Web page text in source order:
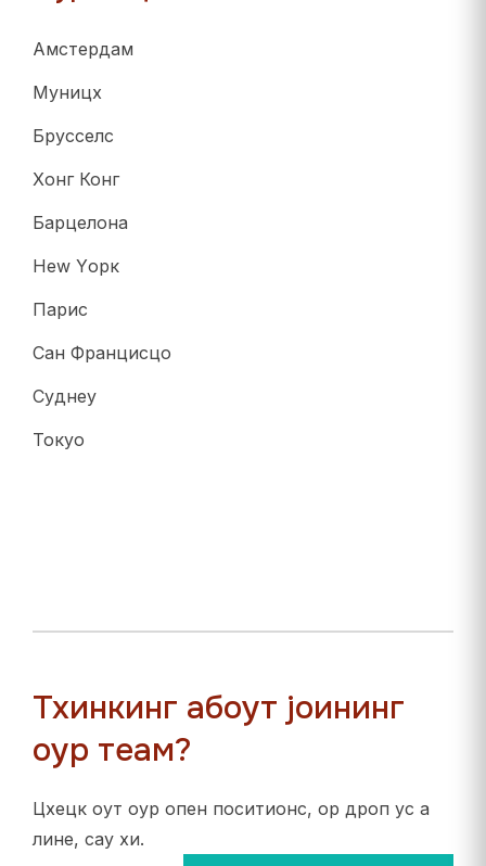
Амстердам
Муницх
Брусселс
Хонг Конг
Барцелона
Неw Yорк
Парис
Сан Францисцо
Сyднеy
Токyо
Тхинкинг абоут јоининг
оур теам?
Цхецк оут оур опен поситионс, ор дроп ус а
лине, саy хи.